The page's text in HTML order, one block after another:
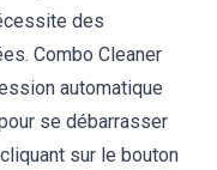
des
Combo Cleaner
automatique
se débarrasser
sur le bouton